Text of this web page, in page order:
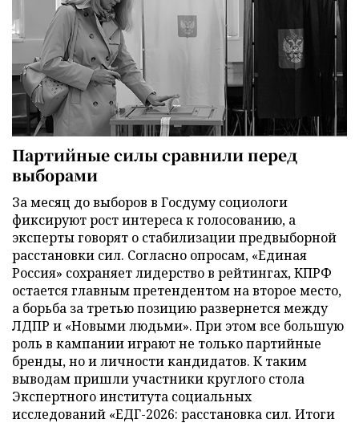
Партийные силы сравнили перед
выборами
За месяц до выборов в Госдуму социологи
фиксируют рост интереса к голосованию, а
эксперты говорят о стабилизации предвыборной
расстановки сил. Согласно опросам, «Единая
Россия» сохраняет лидерство в рейтингах, КПРФ
остается главным претендентом на второе место,
а борьба за третью позицию развернется между
ЛДПР и «Новыми людьми». При этом все большую
роль в кампании играют не только партийные
бренды, но и личности кандидатов. К таким
выводам пришли участники круглого стола
Экспертного института социальных
исследований «ЕДГ-2026: расстановка сил. Итоги